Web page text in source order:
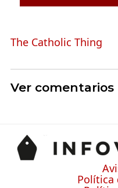
The Catholic Thing
Ver comentarios
Política